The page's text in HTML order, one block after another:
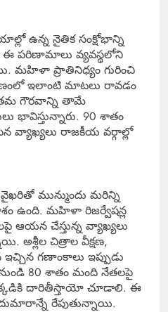
ఉన్న నైతిక సంక్షోభాన్ని
ఈ పరిణామాలు వ్యవస్థలోని
మహిళా ప్రాతినిధ్యం గురించి
ఇలాంటి మాటలు రావడం
తమ గౌరవాన్ని తామే
భావిస్తున్నారు. 90 శాతం
వ్యాఖ్యలు రాజకీయ వర్గాల్లో
మున్ముందు మరిన్ని
ఉంది. మహిళా రిజర్వేషన్ల
ఆయన చేస్తున్న వ్యాఖ్యలు
అశ్లీల చిత్రాల వీక్షణ,
గణాంకాలు ఇప్పుడు
80 శాతం మంది నేతలపై
దారితీస్తాయో చూడాలి. ఈ
రేపుతున్నాయి.